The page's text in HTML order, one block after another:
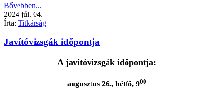
Bővebben...
2024 júl. 04.
Írta: Titkárság
Javítóvizsgák időpontja
A javítóvizsgák időpontja:
augusztus 26., hétfő, 900